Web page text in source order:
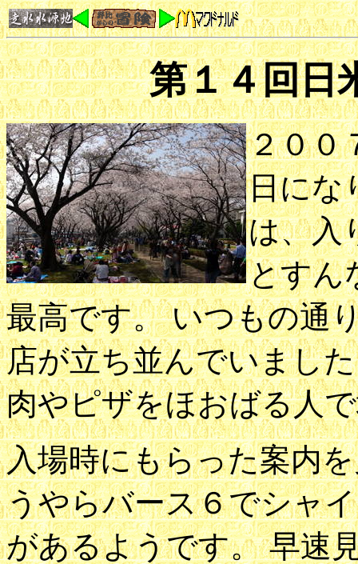
第１４回日
２００
日にな
は、入
とすん
最高です。 いつもの通
店が立ち並んでいまし
肉やピザをほおばる人
入場時にもらった案内
うやらバース６でシャ
があるようです。 早速